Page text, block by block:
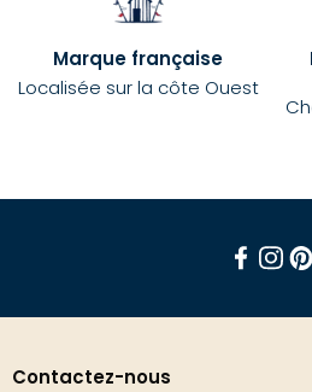
Marque française
Localisée sur la côte Ouest
Contactez-nous